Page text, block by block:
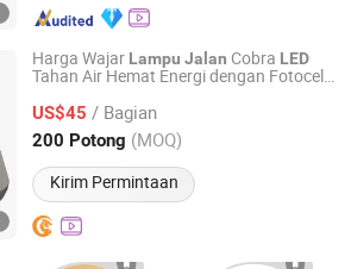
Harga Wajar Lampu Jalan Cobra LED
Tahan Air Hemat Energi dengan Fotocel
US$45 / Bagian
200 Potong (MOQ)
Kirim Permintaan
Co.,Ltd
Harga mulai 2025